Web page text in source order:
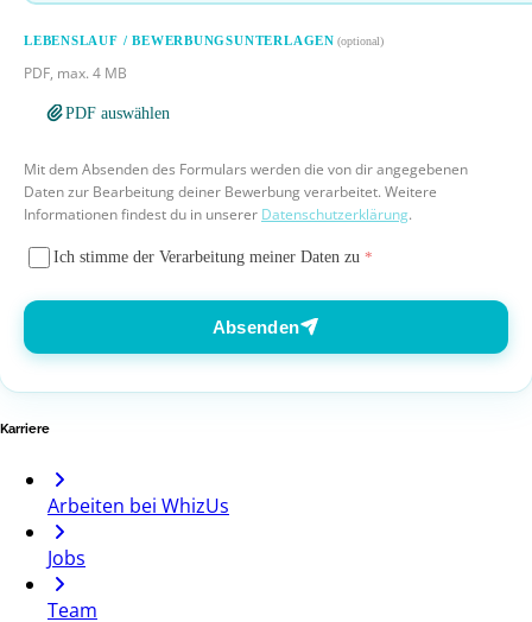
LEBENSLAUF / BEWERBUNGSUNTERLAGEN (optional)
PDF, max. 4 MB
PDF auswählen
Mit dem Absenden des Formulars werden die von dir angegebenen
Daten zur Bearbeitung deiner Bewerbung verarbeitet. Weitere
Informationen findest du in unserer Datenschutzerklärung.
Ich stimme der Verarbeitung meiner Daten zu *
Absenden
Karriere
Arbeiten bei WhizUs
Jobs
Team